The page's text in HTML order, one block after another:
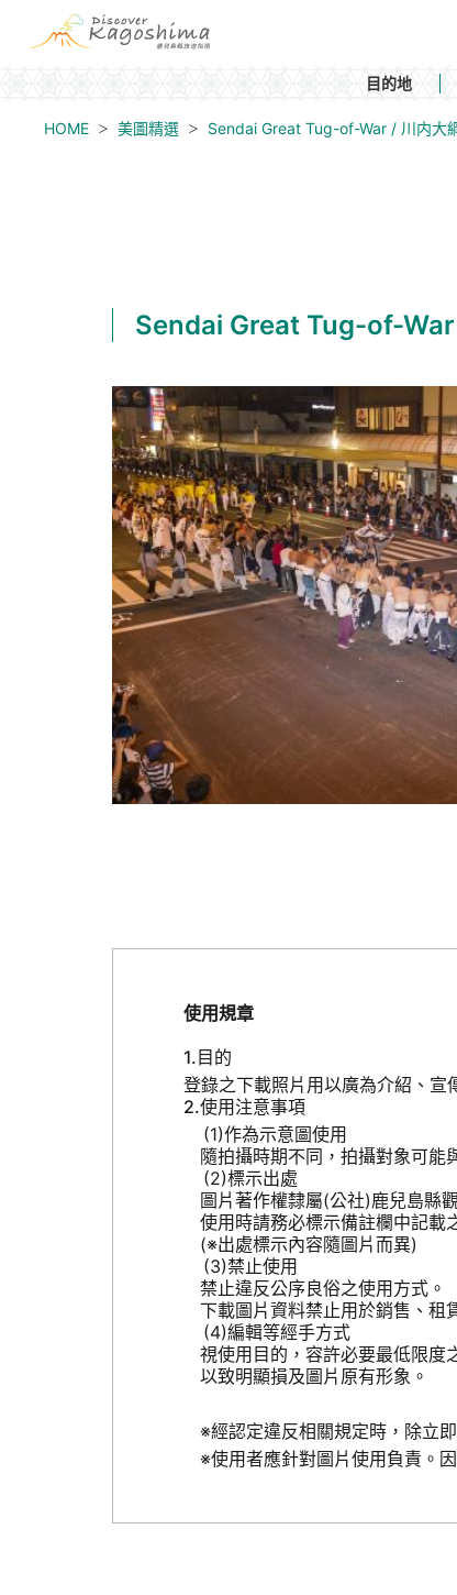
目的地
HOME 美圖精選 Sendai Great Tug-of-War / 川内大
Sendai Great Tug-of-War
使用規章
目的
登錄之下載照片用以廣為介紹、宣
使用注意事項
作為示意圖使用
隨拍攝時期不同，拍攝對象可能
標示出處
圖片著作權隸屬(公社)鹿兒島縣
使用時請務必標示備註欄中記載
(※出處標示內容隨圖片而異)
禁止使用
禁止違反公序良俗之使用方式。
下載圖片資料禁止用於銷售、租
編輯等經手方式
視使用目的，容許必要最低限度
以致明顯損及圖片原有形象。
※經認定違反相關規定時，除立
※使用者應針對圖片使用負責。